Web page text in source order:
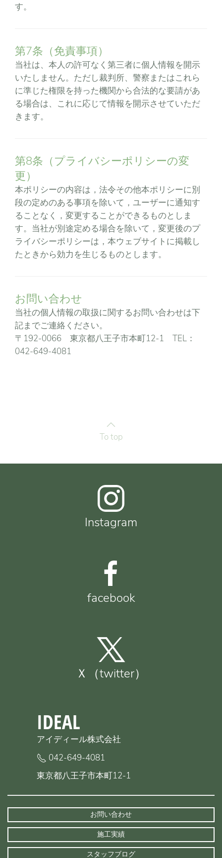
す。
第7条（免責事項）
当社は、本人の許可なく第三者に個人情報を開示
いたしません。ただし裁判所、警察またはこれら
に準じた権限を持った機関から合法的な要請があ
る場合は、これに応じて情報を開示させていただ
きます。
第8条（プライバシーポリシーの変
更）
本ポリシーの内容は，法令その他本ポリシーに別
段の定めのある事項を除いて，ユーザーに通知す
ることなく，変更することができるものとしま
す。当社が別途定める場合を除いて，変更後のプ
ライバシーポリシーは，本ウェブサイトに掲載し
たときから効力を生じるものとします。
お問い合わせ
当社の個人情報の取扱に関するお問い合わせは下
記までご連絡ください。
〒192-0066 東京都八王子市本町12-1 TEL：
042-649-4081
To top
Instagram
facebook
Ｘ（twitter）
IDEAL
アイディール株式会社
042-649-4081
東京都八王子市本町12-1
お問い合わせ
施工実績
スタッフブログ